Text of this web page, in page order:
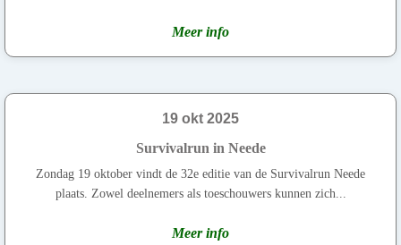
Meer info
19 okt 2025
Survivalrun in Neede
Zondag 19 oktober vindt de 32e editie van de Survivalrun Neede
plaats. Zowel deelnemers als toeschouwers kunnen zich...
Meer info